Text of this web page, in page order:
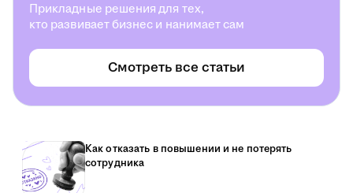
Прикладные решения для тех,
кто развивает бизнес и нанимает сам
Смотреть все статьи
Как отказать в повышении и не потерять
сотрудника